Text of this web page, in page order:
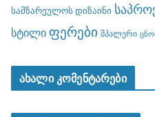
სამზარეულოს დიზაინი
სტილი ფერები შპალერი
ახალი კომენტარები